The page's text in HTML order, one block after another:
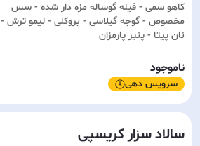
کاهو سمی - فیله گوساله مزه دار شده - سس
مخصوص - گوجه گیلاسی - بروکلی - لیمو ترش -
نان پیتا - پنیر پارمزان
ناموجود
سرویس دهی
سالاد سزار کریسپی